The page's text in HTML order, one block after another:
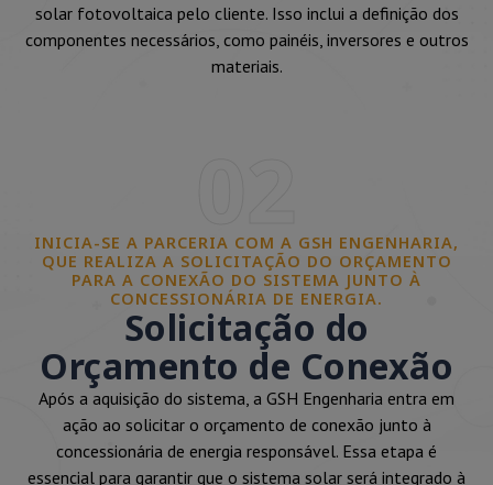
solar fotovoltaica pelo cliente. Isso inclui a definição dos
componentes necessários, como painéis, inversores e outros
materiais.
INICIA-SE A PARCERIA COM A GSH ENGENHARIA,
QUE REALIZA A SOLICITAÇÃO DO ORÇAMENTO
PARA A CONEXÃO DO SISTEMA JUNTO À
CONCESSIONÁRIA DE ENERGIA.
Solicitação do
Orçamento de Conexão
Após a aquisição do sistema, a GSH Engenharia entra em
ação ao solicitar o orçamento de conexão junto à
concessionária de energia responsável. Essa etapa é
essencial para garantir que o sistema solar será integrado à